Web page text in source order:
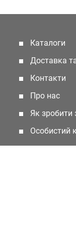
Каталоги
Доставка
Контакти
Про нас
Як зробити
Особистий